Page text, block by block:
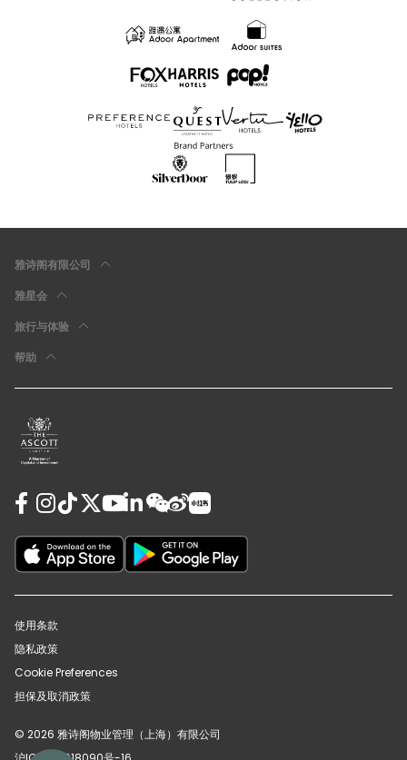
雅诗阁有限公司
雅星会
旅行与体验
帮助
使用条款
隐私政策
Cookie Preferences
担保及取消政策
© 2026 雅诗阁物业管理（上海）有限公司